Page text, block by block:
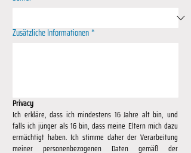
Zusätzliche Informationen*
Privacy
Ich erkläre, dass ich mindestens 16 Jahre alt bin, und
falls ich jünger als 16 bin, dass meine Eltern mich dazu
ermächtigt haben. Ich stimme daher der Verarbeitung